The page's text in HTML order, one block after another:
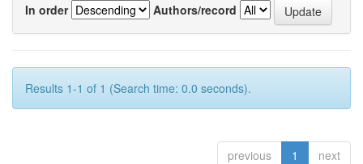
In order
Authors/record
Results 1-1 of 1 (Search time: 0.0 seconds).
previous 1 next